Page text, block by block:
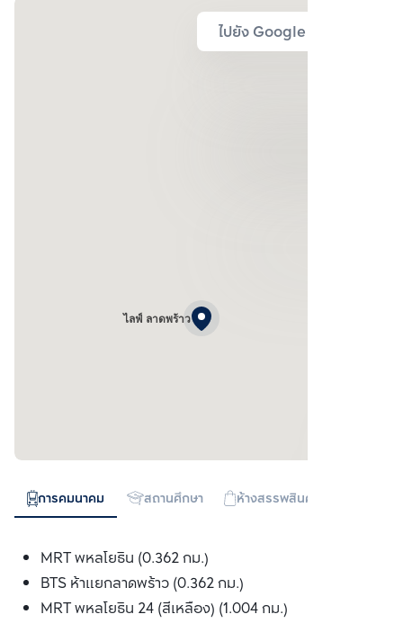
ไปยัง Google Map
ไลฟ์ ลาดพร้าว
การคมนาคม สถานศึกษา ห้างสรรพสินค้า
MRT พหลโยธิน (0.362 กม.)
BTS ห้าแยกลาดพร้าว (0.362 กม.)
MRT พหลโยธิน 24 (สีเหลือง) (1.004 กม.)